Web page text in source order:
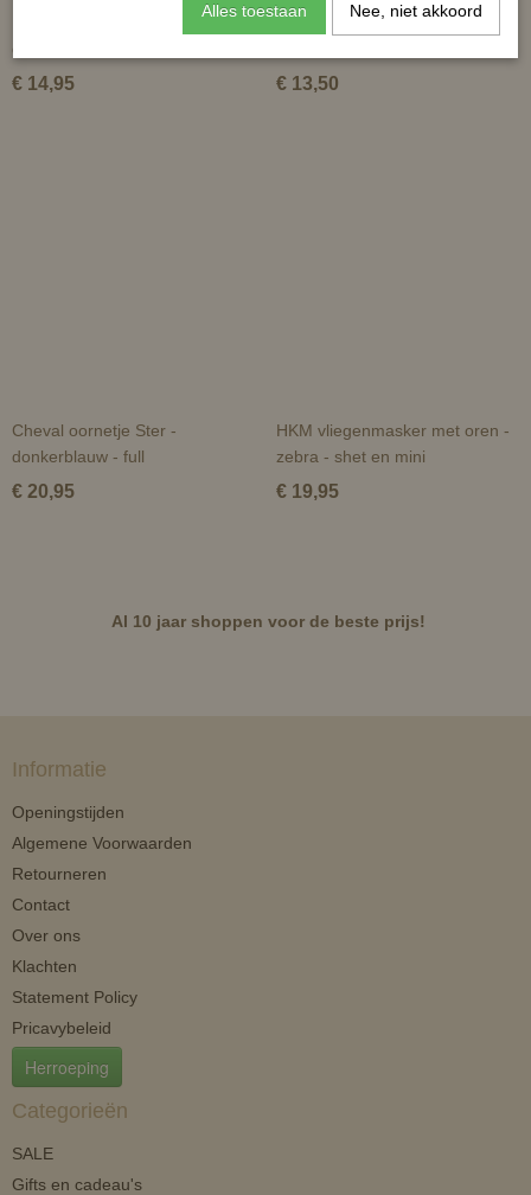
HB oornetje - Color met strass -
diverse kleuren en maten
€ 14,95
HB oornet Orange To Rio NL
€ 13,50
Cheval oornetje Ster -
donkerblauw - full
€ 20,95
HKM vliegenmasker met oren -
zebra - shet en mini
€ 19,95
Al 10 jaar shoppen voor de beste prijs!
Informatie
Openingstijden
Algemene Voorwaarden
Retourneren
Contact
Over ons
Klachten
Statement Policy
Pricavybeleid
Herroeping
Categorieën
SALE
Gifts en cadeau's
Alles toestaan Nee, niet akkoord